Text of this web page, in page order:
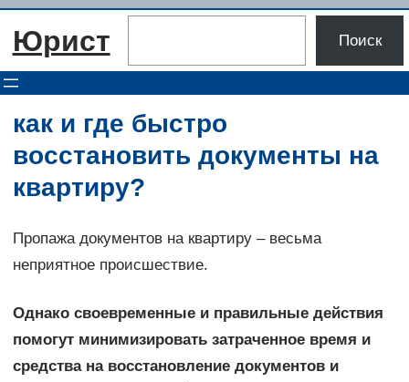
Перейти
Юрист Поиск
как и где быстро
восстановить документы на
квартиру?
Пропажа документов на квартиру – весьма
неприятное происшествие.
Однако своевременные и правильные действия
помогут минимизировать затраченное время и
средства на восстановление документов и